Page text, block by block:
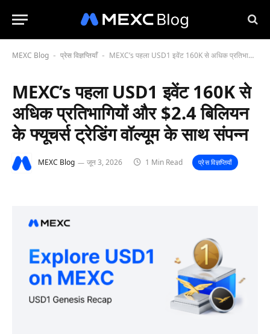
MEXC Blog - प्रेस विज्ञप्तियाँ - MEXC’s पहला USD1 इवेंट 160K से अधिक प्रतिभागियों और $2.4 बिलियन के फ्यूचर्स ट्रेडिंग वॉल्यूम के साथ संपन्न
MEXC’s पहला USD1 इवेंट 160K से
अधिक प्रतिभागियों और $2.4 बिलियन
के फ्यूचर्स ट्रेडिंग वॉल्यूम के साथ संपन्न
MEXC Blog जून 3, 2026 1 Min Read प्रेस विज्ञप्तियाँ